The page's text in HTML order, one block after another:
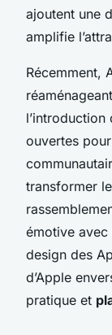
ajoutent une
amplifie
Récemment,
l’introduction
ouvertes
transformer
émotive avec
design des
d’Apple
pratique et